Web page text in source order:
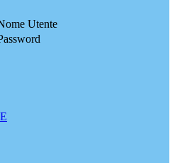
Utente